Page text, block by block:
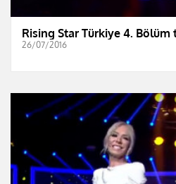
Rising Star Türkiye 4. Bölüm
26/07/2016